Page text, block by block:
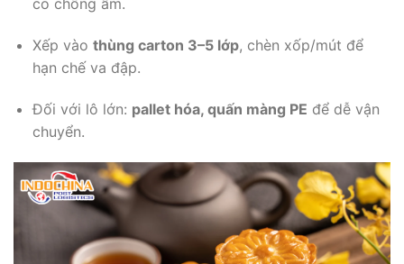
co chống ẩm.
Xếp vào thùng carton 3–5 lớp, chèn xốp/mút để
hạn chế va đập.
Đối với lô lớn: pallet hóa, quấn màng PE để dễ vận
chuyển.